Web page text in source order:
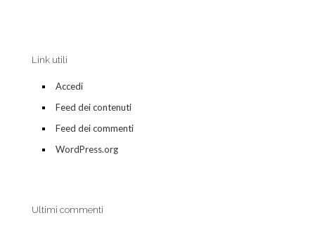
Link utili
Accedi
Feed dei contenuti
Feed dei commenti
WordPress.org
Ultimi commenti